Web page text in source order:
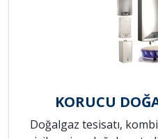
KORUCU
Doğalgaz tesisatı,